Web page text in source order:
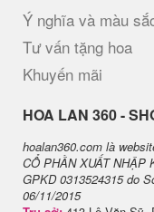
Ý nghĩa và màu
Tư vấn tặng hoa
Khuyến mãi
H​OA LAN 360 -
hoalan360.com là
CỔ PHẦN XUẤT NHẬP
GPKD 0313524315 do
06/11/2015